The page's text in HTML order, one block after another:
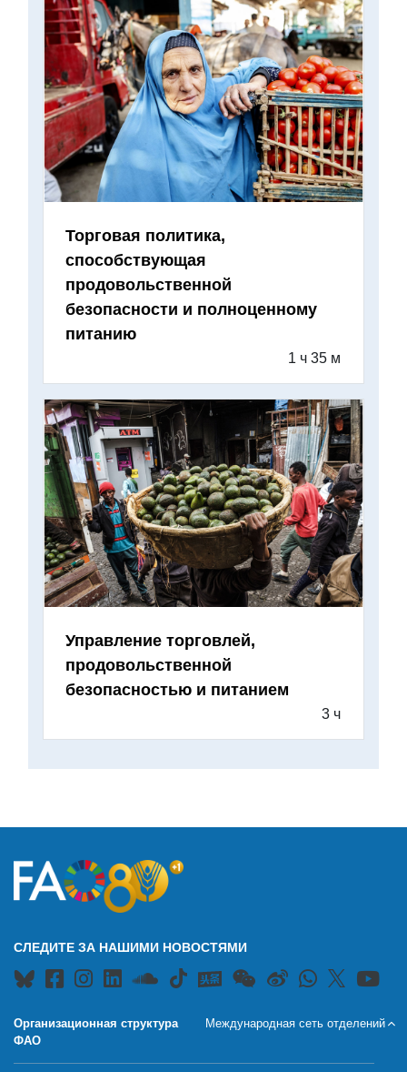
Торговая политика,
способствующая
продовольственной
безопасности и полноценному
питанию
1 ч 35 м
Управление торговлей,
продовольственной
безопасностью и питанием
3 ч
СЛЕДИТЕ ЗА НАШИМИ НОВОСТЯМИ
Организационная структура
ФАО
Международная сеть отделений